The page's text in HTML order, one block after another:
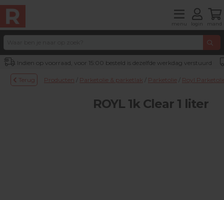
menu login mand
Indien op voorraad, voor 15:00 besteld is dezelfde werkdag verstuurd
Terug Producten / Parketolie & parketlak / Parketolie / Royl
ROYL 1k Clear 1 liter